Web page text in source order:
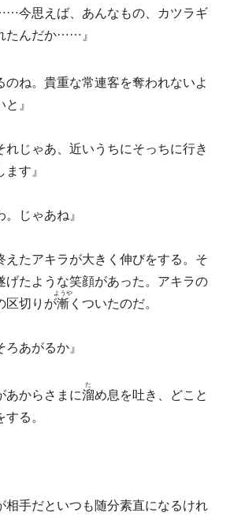
今思えば、あんなもの、カツラギ
たんだか……』
のね。貴重な常連客を奪われないよ
』
れじゃあ、近いうちにそっちに行き
す』
。じゃあね』
たアキラが大きく伸びをする。そ
げたような笑顔があった。アキラの
区切りが漸
ようや
くついたのだ。
あがるか』
からさまに溜
た
め息を吐き、どこと
る。
相手だといつも随分素直になるけれ